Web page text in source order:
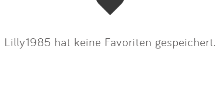
App
Blog
Lilly1985 hat keine Favoriten gespeichert.